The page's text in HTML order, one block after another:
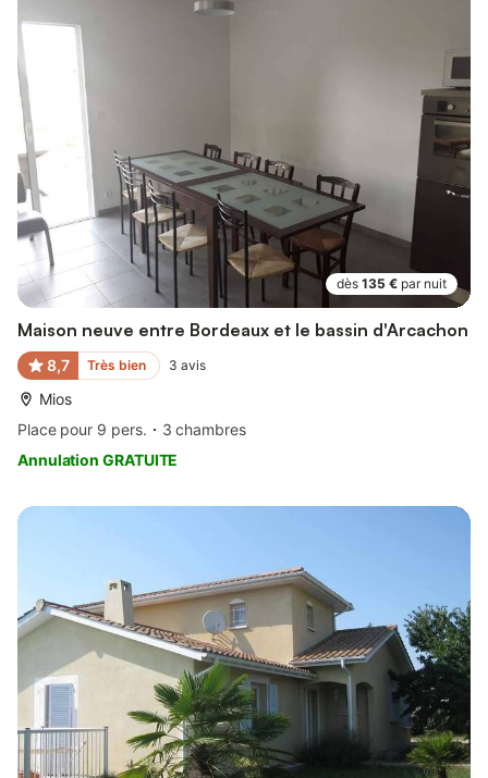
dès 135 € par nuit
Maison neuve entre Bordeaux et le bassin d'Arcachon
8,7 Très bien 3 avis
Mios
Place pour 9 pers.
3 chambres
Annulation GRATUITE